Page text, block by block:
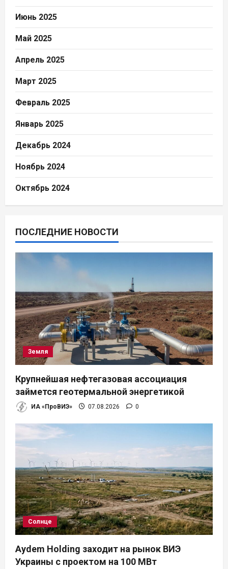
Июнь 2025
Май 2025
Апрель 2025
Март 2025
Февраль 2025
Январь 2025
Декабрь 2024
Ноябрь 2024
Октябрь 2024
ПОСЛЕДНИЕ НОВОСТИ
Земля
Крупнейшая нефтегазовая ассоциация
займется геотермальной энергетикой
ИА «ПроВИЭ» 07.08.2026 0
Солнце
Aydem Holding заходит на рынок ВИЭ
Украины с проектом на 100 МВт